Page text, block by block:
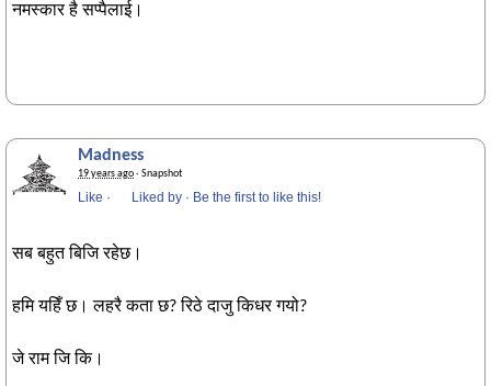
नमस्कार है सप्पैलाई।
Madness
19 years ago· Snapshot
Like · Liked by · Be the first to like this!
सब बहुत बिजि रहेछ।
हमि यहिँ छ। लहरै कता छ? रिठे दाजु किधर गयो?
जे राम जि कि।